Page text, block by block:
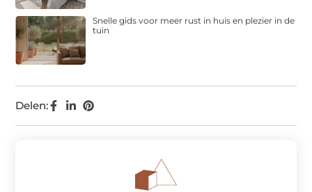
Delen:
Snelle gids voor meer rust in huis en plezier in de
tuin